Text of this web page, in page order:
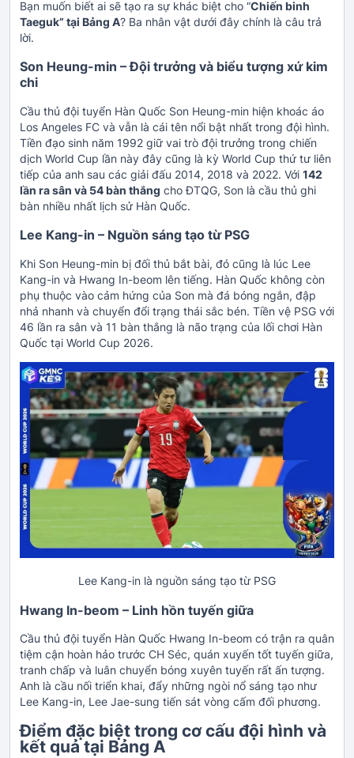
Bạn muốn biết ai sẽ tạo ra sự khác biệt cho “Chiến binh
Taeguk” tại Bảng A? Ba nhân vật dưới đây chính là câu trả
lời.
Son Heung-min – Đội trưởng và biểu tượng xứ kim
chi
Cầu thủ đội tuyển Hàn Quốc Son Heung-min hiện khoác áo
Los Angeles FC và vẫn là cái tên nổi bật nhất trong đội hình.
Tiền đạo sinh năm 1992 giữ vai trò đội trưởng trong chiến
dịch World Cup lần này đây cũng là kỳ World Cup thứ tư liên
tiếp của anh sau các giải đấu 2014, 2018 và 2022. Với 142
lần ra sân và 54 bàn thắng cho ĐTQG, Son là cầu thủ ghi
bàn nhiều nhất lịch sử Hàn Quốc.
Lee Kang-in – Nguồn sáng tạo từ PSG
Khi Son Heung-min bị đối thủ bắt bài, đó cũng là lúc Lee
Kang-in và Hwang In-beom lên tiếng. Hàn Quốc không còn
phụ thuộc vào cảm hứng của Son mà đá bóng ngắn, đập
nhả nhanh và chuyển đổi trạng thái sắc bén. Tiền vệ PSG với
46 lần ra sân và 11 bàn thắng là não trạng của lối chơi Hàn
Quốc tại World Cup 2026.
Lee Kang-in là nguồn sáng tạo từ PSG
Hwang In-beom – Linh hồn tuyến giữa
Cầu thủ đội tuyển Hàn Quốc Hwang In-beom có trận ra quân
tiệm cận hoàn hảo trước CH Séc, quán xuyến tốt tuyến giữa,
tranh chấp và luân chuyển bóng xuyên tuyến rất ấn tượng.
Anh là cầu nối triển khai, đẩy những ngòi nổ sáng tạo như
Lee Kang-in, Lee Jae-sung tiến sát vòng cấm đối phương.
Điểm đặc biệt trong cơ cấu đội hình và
kết quả tại Bảng A